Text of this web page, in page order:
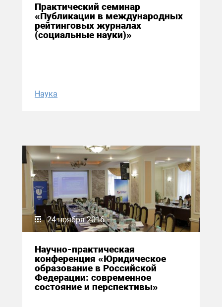
Практический семинар
«Публикации в международных
рейтинговых журналах
(социальные науки)»
Наука
24 ноября 2016
Научно-практическая
конференция «Юридическое
образование в Российской
Федерации: современное
состояние и перспективы»